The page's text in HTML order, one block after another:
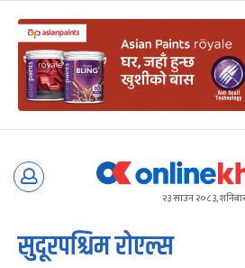
Skip
२३ साउन २०८३,
सुदूरपश्चिम रोएल्स